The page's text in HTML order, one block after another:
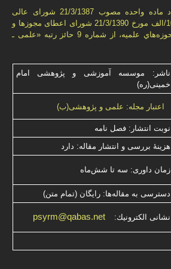
فصل‌نامه «روان‌شناسی و دين» به استناد ماده واحده مصوب 21/3/1387 شورای عالی
انقلاب فرهنگی و بر اساس نامه شماره 104/الف مورخ 21/3/1390 شورای اعطای مجوزها و
امتيازهای علمی وابسته به شورای عالی حوزه‌هاي علميه، از شماره 9 حائز رتبه «علمی ـ
ناشر: موسسه آموزشی و پژوهشی امام
خمینی(ره)
اعتبار مجله: علمی و پژوهشی(ب)
نوبت انتشار: فصل نامه
هزینۀ بررسی و انتشار مقاله: دارد
زمان داوری: سه تا شش‌ماه
دسترسی به مقاله‌ها: رایگان (تمام متن)
نشانی الكترونیك: psyrm@qabas.net